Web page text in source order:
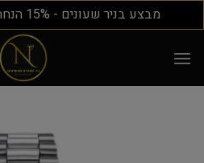
מבצע בניר שעונים - 15% הנחה עד סוף אפריל!